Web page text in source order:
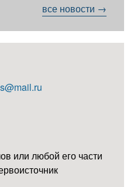
все новости →
или любой его части